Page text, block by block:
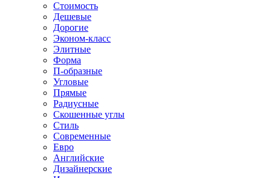
Стоимость
Дешевые
Дорогие
Эконом-класс
Элитные
Форма
П-образные
Угловые
Прямые
Радиусные
Скошенные углы
Стиль
Современные
Евро
Английские
Дизайнерские